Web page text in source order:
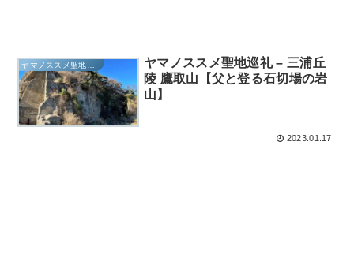
ヤマノススメ聖地巡礼
ヤマノススメ聖地巡礼 – 三浦丘
陵 鷹取山【父と登る石切場の岩
山】
2023.01.17